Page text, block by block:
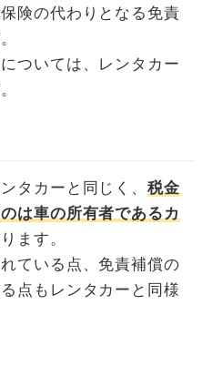
険の代わりとなる免責
ついては、レンタカー
タカーと同じく、 税金
は車の所有者であるカ
ます。
ている点、免責補償の
点もレンタカーと同様